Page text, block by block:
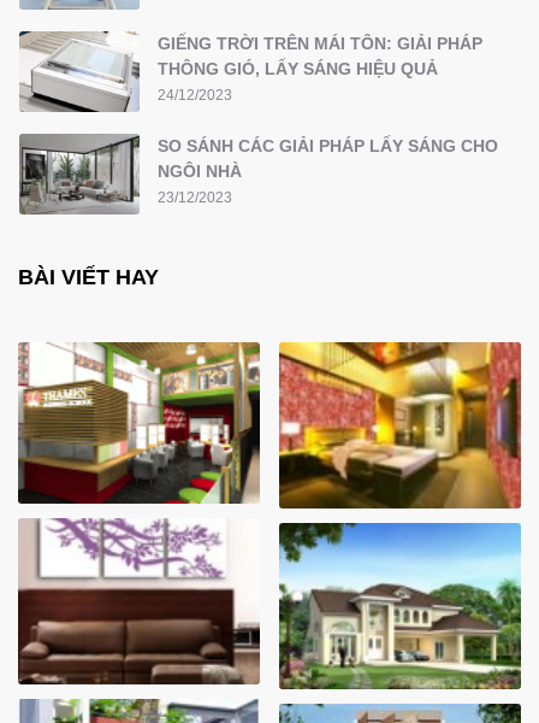
GIẾNG TRỜI TRÊN MÁI TÔN: GIẢI PHÁP
THÔNG GIÓ, LẤY SÁNG HIỆU QUẢ
24/12/2023
SO SÁNH CÁC GIẢI PHÁP LẤY SÁNG CHO
NGÔI NHÀ
23/12/2023
BÀI VIẾT HAY